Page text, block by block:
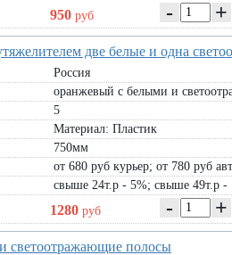
950 руб - +
две белые и одна
Россия
оранжевый с белыми и
5
Материал: Пластик
750мм
от 680 руб курьер; от 780 руб
свыше 24т.р - 5%; свыше 49т.р -
1280 руб - +
светоотражающие полосы